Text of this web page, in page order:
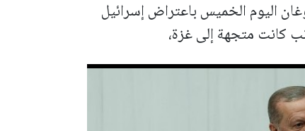
اليوم الخميس باعتراض إسرائيل